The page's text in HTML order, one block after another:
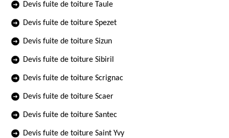
Devis fuite de toiture Taule
Devis fuite de toiture Spezet
Devis fuite de toiture Sizun
Devis fuite de toiture Sibiril
Devis fuite de toiture Scrignac
Devis fuite de toiture Scaer
Devis fuite de toiture Santec
Devis fuite de toiture Saint Yvy